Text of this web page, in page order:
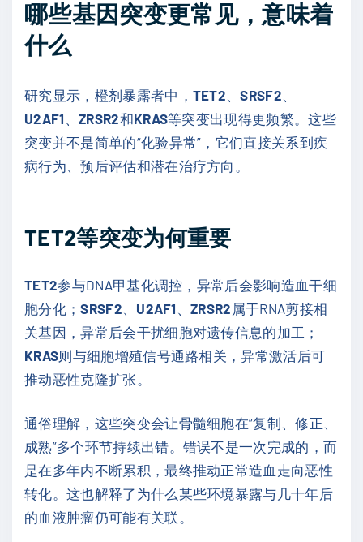
哪些基因突变更常见，意味着
什么
研究显示，橙剂暴露者中， TET2、SRSF2、
U2AF1 、 ZRSR2和KRAS等突变出现得更频繁。这些
突变并不是简单的“化验异常”，它们直接关系到疾
病行为、预后评估和潜在治疗方向。
TET2等突变为何重要
TET2参与DNA甲基化调控，异常后会影响造血干细
胞分化；SRSF2 U2AF1 、ZRSR2 属于RNA剪接相
关基因，异常后会干扰细胞对遗传信息的加工；
KRAS则与细胞增殖信号通路相关，异常激活后可
推动恶性克隆扩张。
通俗理解，这些突变会让骨髓细胞在“复制、修正、
成熟”多个环节持续出错。错误不是一次完成的，而
是在多年内不断累积，最终推动正常造血走向恶性
转化。这也解释了为什么某些环境暴露与几十年后
的血液肿瘤仍可能有关联。